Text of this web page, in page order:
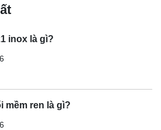
inox là gì?
mềm ren là gì?